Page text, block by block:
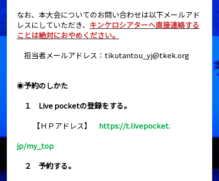
なお、本大会についてのお問い合わせは以下メールアド
レスにしていただき、 キンケロシアターへ直接連絡する
ことは絶対におやめください。
担当者メールアドレス：tikutantou_yj@tkek.org
◉予約のしかた
１ Live pocketの登録をする。
【ＨＰアドレス】 https://t.livepocket.
jp/my_top
２ 予約する。